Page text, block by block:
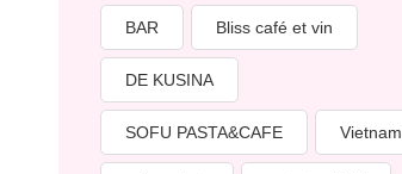
BAR Bliss café et vin
DE KUSINA
SOFU PASTA&CAFE Vietnam